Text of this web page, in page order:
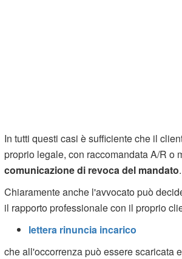
In tutti questi casi è sufficiente che il
proprio legale, con raccomandata A/R o
comunicazione di revoca del mandato.
Chiaramente anche l'avvocato può
il rapporto professionale con il proprio
lettera rinuncia incarico
che all'occorrenza può essere scaricata